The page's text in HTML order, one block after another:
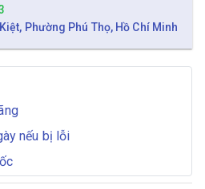
Phường Phú Thọ, Hồ Chí Minh
nếu bị lỗi